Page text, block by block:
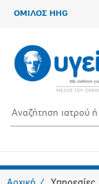
ΟΜΙΛΟΣ HHG